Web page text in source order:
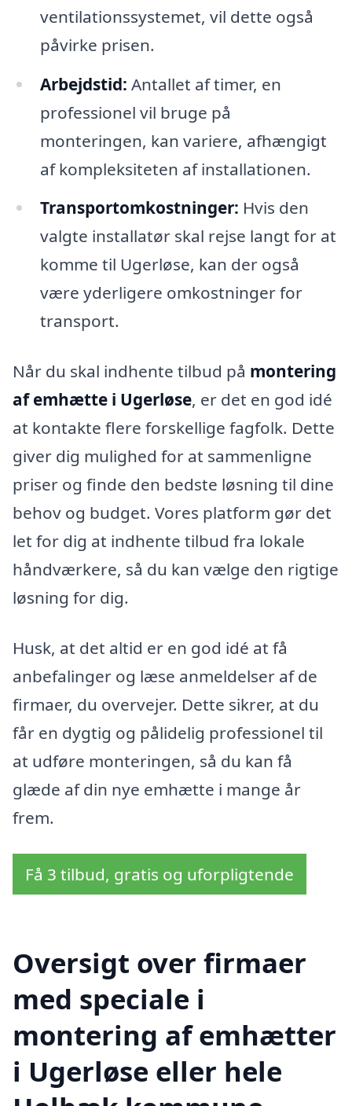
ventilationssystemet, vil dette også
påvirke prisen.
Arbejdstid: Antallet af timer, en
professionel vil bruge på
monteringen, kan variere, afhængigt
af kompleksiteten af installationen.
Transportomkostninger: Hvis den
valgte installatør skal rejse langt for at
komme til Ugerløse, kan der også
være yderligere omkostninger for
transport.
Når du skal indhente tilbud på montering
af emhætte i Ugerløse, er det en god idé
at kontakte flere forskellige fagfolk. Dette
giver dig mulighed for at sammenligne
priser og finde den bedste løsning til dine
behov og budget. Vores platform gør det
let for dig at indhente tilbud fra lokale
håndværkere, så du kan vælge den rigtige
løsning for dig.
Husk, at det altid er en god idé at få
anbefalinger og læse anmeldelser af de
firmaer, du overvejer. Dette sikrer, at du
får en dygtig og pålidelig professionel til
at udføre monteringen, så du kan få
glæde af din nye emhætte i mange år
frem.
Få 3 tilbud, gratis og uforpligtende
Oversigt over firmaer
med speciale i
montering af emhætter
i Ugerløse eller hele